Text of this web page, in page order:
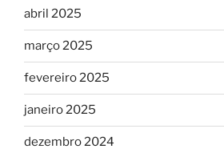
abril 2025
março 2025
fevereiro 2025
janeiro 2025
dezembro 2024